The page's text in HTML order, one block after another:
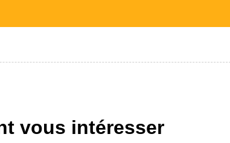
vous intéresser